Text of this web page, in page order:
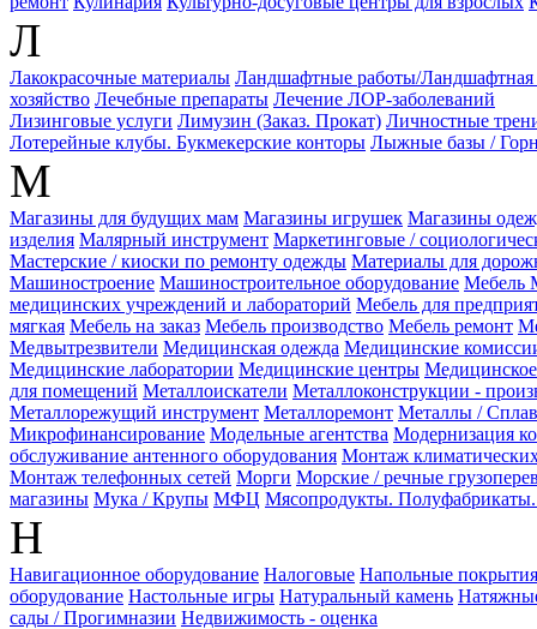
Л
Лакокрасочные материалы Ландшафтные работы/Ландшафтная
хозяйство Лечебные препараты Лечение ЛОР-заболеваний
Лизинговые услуги Лимузин (Заказ. Прокат) Личностные
Лотерейные клубы. Букмекерские конторы Лыжные базы /
М
Магазины для будущих мам Магазины игрушек Магазины
изделия Малярный инструмент Маркетинговые /
Мастерские / киоски по ремонту одежды Материалы для
Машиностроение Машиностроительное оборудование Мебель
медицинских учреждений и лабораторий Мебель для
мягкая Мебель на заказ Мебель производство Мебель ремонт
Медвытрезвители Медицинская одежда Медицинские
Медицинские лаборатории Медицинские центры Медицинское
для помещений Металлоискатели Металлоконструкции -
Металлорежущий инструмент Металлоремонт Металлы /
Микрофинансирование Модельные агентства Модернизация
обслуживание антенного оборудования Монтаж
Монтаж телефонных сетей Морги Морские / речные
магазины Мука / Крупы МФЦ Мясопродукты. Полуфабрикаты.
Н
Навигационное оборудование Налоговые Напольные
оборудование Настольные игры Натуральный камень
сады / Прогимназии Недвижимость - оценка